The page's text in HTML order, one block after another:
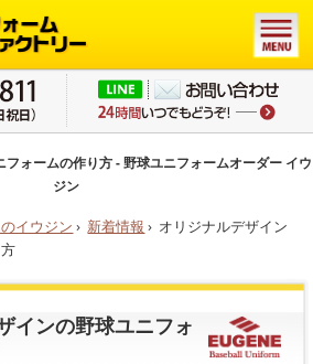
ォームの作り方 - 野球ユニフォームオーダー イウ
ジン
イウジン › 新着情報 › オリジナルデザイン
インの野球ユニフォ